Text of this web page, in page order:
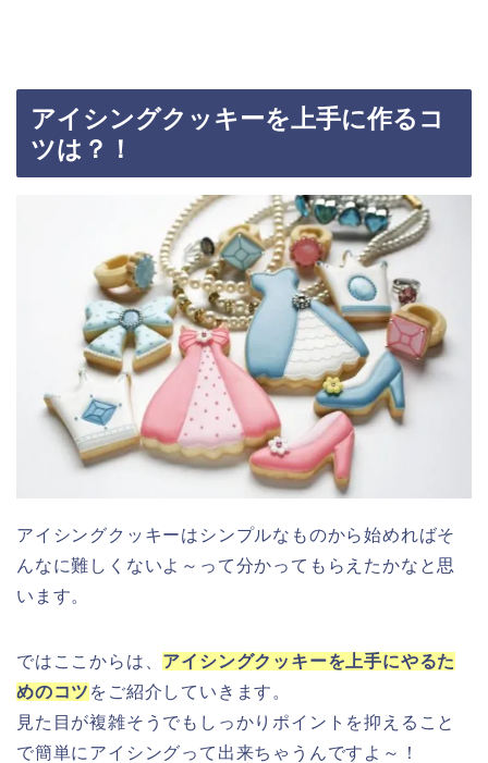
アイシングクッキーを上手に作るコ
ツは？！
アイシングクッキーはシンプルなものから始めればそ
んなに難しくないよ～って分かってもらえたかなと思
います。
ではここからは、 アイシングクッキーを上手にやるた
めのコツ をご紹介していきます。
見た目が複雑そうでもしっかりポイントを抑えること
で簡単にアイシングって出来ちゃうんですよ～！